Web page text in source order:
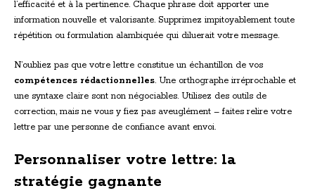
l’efficacité et à la pertinence. Chaque phrase doit apporter une
information nouvelle et valorisante. Supprimez impitoyablement toute
répétition ou formulation alambiquée qui diluerait votre message.
N’oubliez pas que votre lettre constitue un échantillon de vos
compétences rédactionnelles. Une orthographe irréprochable et
une syntaxe claire sont non négociables. Utilisez des outils de
correction, mais ne vous y fiez pas aveuglément – faites relire votre
lettre par une personne de confiance avant envoi.
Personnaliser votre lettre: la
stratégie gagnante